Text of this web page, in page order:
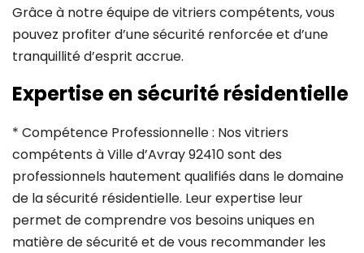
Grâce à notre équipe de vitriers compétents, vous
pouvez profiter d’une sécurité renforcée et d’une
tranquillité d’esprit accrue.
Expertise en sécurité résidentielle
* Compétence Professionnelle : Nos vitriers
compétents à Ville d’Avray 92410 sont des
professionnels hautement qualifiés dans le domaine
de la sécurité résidentielle. Leur expertise leur
permet de comprendre vos besoins uniques en
matière de sécurité et de vous recommander les